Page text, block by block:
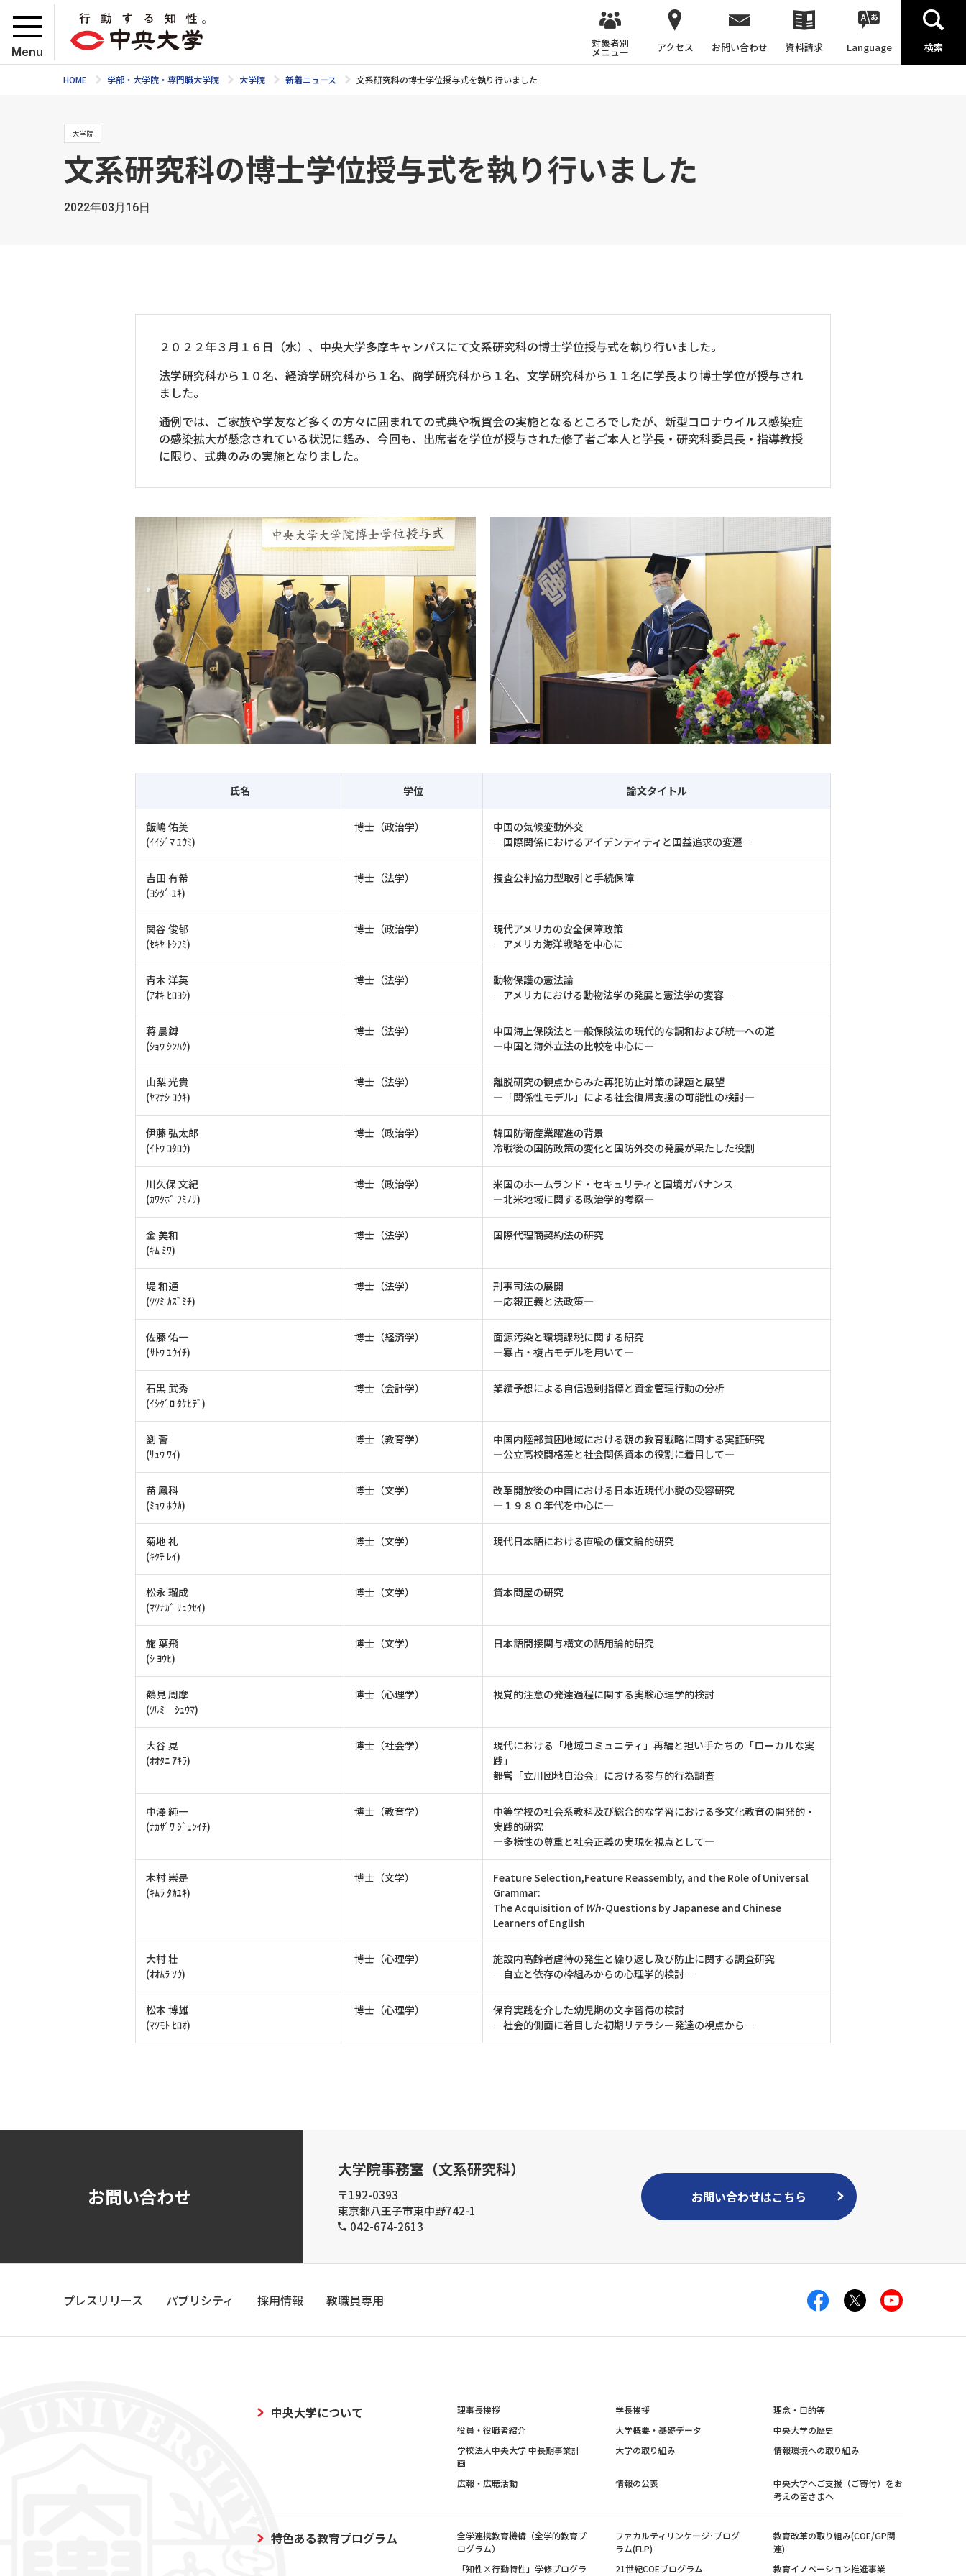
Menu
対象者別
メニュー アクセス お問い合わせ 資料請求 Language 検索
HOME 学部・大学院・専門職大学院 大学院 新着ニュース 文系研究科の博士学位授与式を執り行いました
大学院
文系研究科の博士学位授与式を執り行いました
2022年03月16日
２０２２年３月１６日（水）、中央大学多摩キャンパスにて文系研究科の博士学位授与式を執り行いました。
法学研究科から１０名、経済学研究科から１名、商学研究科から１名、文学研究科から１１名に学長より博士学位が授与され
ました。
通例では、ご家族や学友など多くの方々に囲まれての式典や祝賀会の実施となるところでしたが、新型コロナウイルス感染症
の感染拡大が懸念されている状況に鑑み、今回も、出席者を学位が授与された修了者ご本人と学長・研究科委員長・指導教授
に限り、式典のみの実施となりました。
氏名 学位 論文タイトル
飯嶋 佑美
(ｲｲｼﾞﾏ ﾕｳﾐ)
博士（政治学）
中国の気候変動外交
―国際関係におけるアイデンティティと国益追求の変遷―
吉田 有希
(ﾖｼﾀﾞ ﾕｷ)
博士（法学） 捜査公判協力型取引と手続保障
関谷 俊郁
(ｾｷﾔ ﾄｼﾌﾐ)
博士（政治学）
現代アメリカの安全保障政策
―アメリカ海洋戦略を中心に―
青木 洋英
(ｱｵｷ ﾋﾛﾖｼ)
博士（法学）
動物保護の憲法論
―アメリカにおける動物法学の発展と憲法学の変容―
蒋 晨鎛
(ｼｮｳ ｼﾝﾊｸ)
博士（法学）
中国海上保険法と一般保険法の現代的な調和および統一への道
―中国と海外立法の比較を中心に―
山梨 光貴
(ﾔﾏﾅｼ ｺｳｷ)
博士（法学）
離脱研究の観点からみた再犯防止対策の課題と展望
―「関係性モデル」による社会復帰支援の可能性の検討―
伊藤 弘太郎
(ｲﾄｳ ｺﾀﾛｳ)
博士（政治学）
韓国防衛産業躍進の背景
冷戦後の国防政策の変化と国防外交の発展が果たした役割
川久保 文紀
(ｶﾜｸﾎﾞ ﾌﾐﾉﾘ)
博士（政治学）
米国のホームランド・セキュリティと国境ガバナンス
―北米地域に関する政治学的考察―
金 美和
(ｷﾑ ﾐﾜ)
博士（法学） 国際代理商契約法の研究
堤 和通
(ﾂﾂﾐ ｶｽﾞﾐﾁ)
博士（法学）
刑事司法の展開
―応報正義と法政策―
佐藤 佑一
(ｻﾄｳ ﾕｳｲﾁ)
博士（経済学）
面源汚染と環境課税に関する研究
―寡占・複占モデルを用いて―
石黒 武秀
(ｲｼｸﾞﾛ ﾀｹﾋﾃﾞ)
博士（会計学） 業績予想による自信過剰指標と資金管理行動の分析
劉 薈
(ﾘｭｳ ﾜｲ)
博士（教育学）
中国内陸部貧困地域における親の教育戦略に関する実証研究
―公立高校間格差と社会関係資本の役割に着目して―
苗 鳳科
(ﾐｮｳ ﾎｳｶ)
博士（文学）
改革開放後の中国における日本近現代小説の受容研究
―１９８０年代を中心に―
菊地 礼
(ｷｸﾁ ﾚｲ)
博士（文学） 現代日本語における直喩の構文論的研究
松永 瑠成
(ﾏﾂﾅｶﾞ ﾘｭｳｾｲ)
博士（文学） 貸本問屋の研究
施 葉飛
(ｼ ﾖｳﾋ)
博士（文学） 日本語間接関与構文の語用論的研究
鶴見 周摩
(ﾂﾙﾐ ｼｭｳﾏ)
博士（心理学） 視覚的注意の発達過程に関する実験心理学的検討
大谷 晃
(ｵｵﾀﾆ ｱｷﾗ)
博士（社会学）
現代における「地域コミュニティ」再編と担い手たちの「ローカルな実
践」
――都営「立川団地自治会」における参与的行為調査
中澤 純一
(ﾅｶｻﾞﾜ ｼﾞｭﾝｲﾁ)
博士（教育学）
中等学校の社会系教科及び総合的な学習における多文化教育の開発的・
実践的研究
―多様性の尊重と社会正義の実現を視点として―
木村 崇是
(ｷﾑﾗ ﾀｶﾕｷ)
博士（文学）
Feature Selection,Feature Reassembly, and the Role of Universal
Grammar:
The Acquisition of Wh-Questions by Japanese and Chinese
Learners of English
大村 壮
(ｵｵﾑﾗ ｿｳ)
博士（心理学）
施設内高齢者虐待の発生と繰り返し及び防止に関する調査研究
―自立と依存の枠組みからの心理学的検討―
松本 博雄
(ﾏﾂﾓﾄ ﾋﾛｵ)
博士（心理学）
保育実践を介した幼児期の文字習得の検討
―社会的側⾯に着⽬した初期リテラシー発達の視点から―
お問い合わせ
大学院事務室（文系研究科）
〒192-0393
東京都八王子市東中野742-1
042-674-2613
お問い合わせはこちら
プレスリリース パブリシティ 採用情報 教職員専用
中央大学について 理事長挨拶 学長挨拶
理念・目的等
役員・役職者紹介
大学概要・基礎データ
中央大学の歴史
学校法人中央大学 中長期事業計
画
大学の取り組み 情報環境への取り組み
広報・広聴活動 情報の公表
中央大学へご支援（ご寄付）をお
考えの皆さまへ
特色ある教育プログラム
全学連携教育機構（全学的教育プ
ログラム）
ファカルティリンケージ･プログ
ラム(FLP)
教育改革の取り組み(COE/GP関
連)
「知性×行動特性」学修プログラ
21世紀COEプログラム 教育イノベーション推進事業